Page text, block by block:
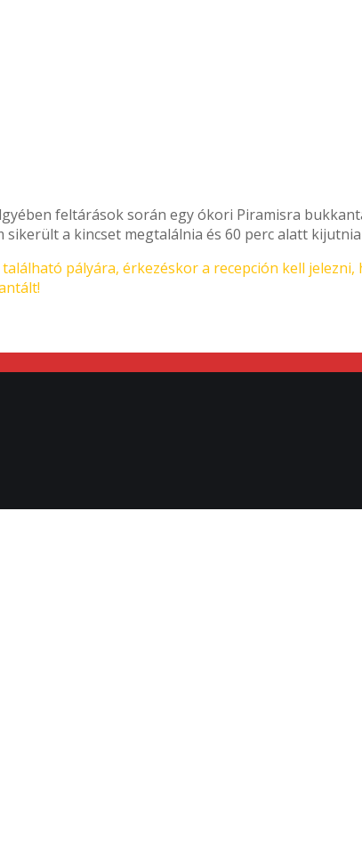
feltárások során egy ókori Piramisra
sikerült a kincset megtalálnia és 60 perc alatt
pályára, érkezéskor a recepción kell